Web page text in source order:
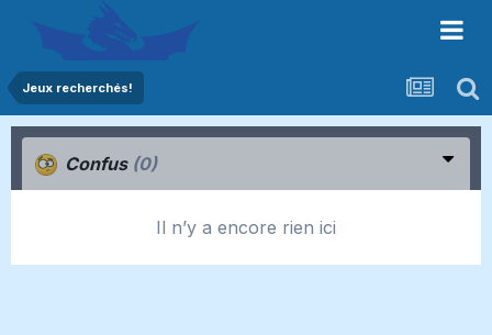
Jeux recherchés!
Confus (0)
Il n’y a encore rien ici